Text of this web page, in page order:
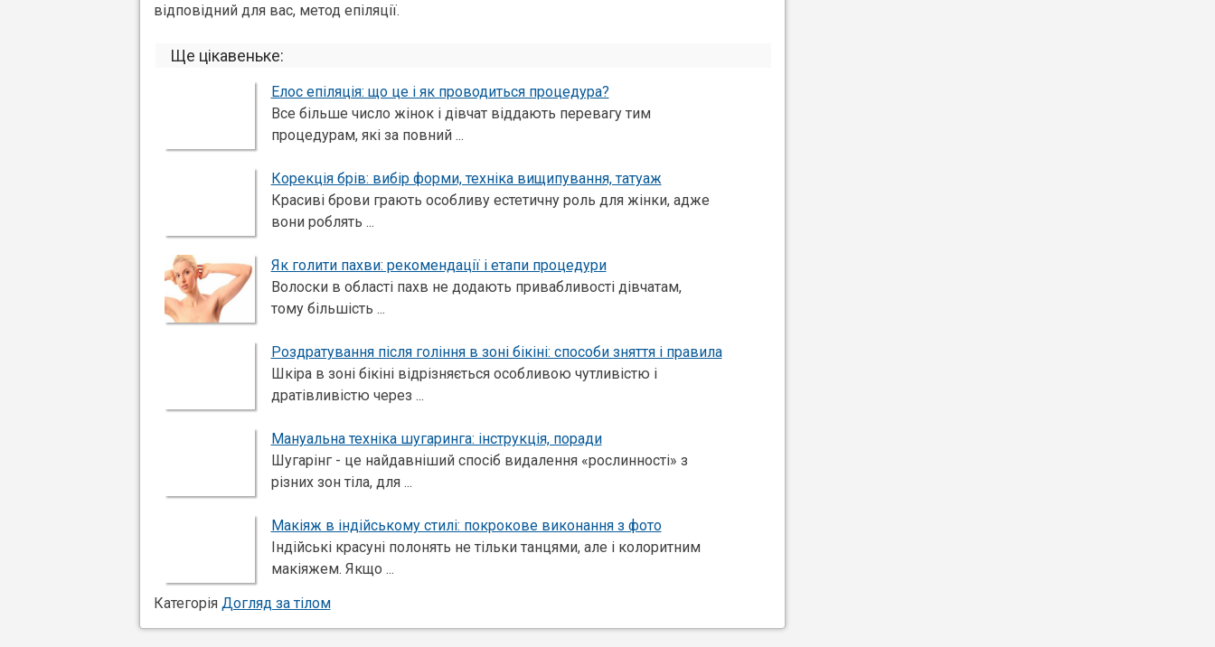
відповідний для вас, метод епіляції.
Ще цікавеньке:
Елос епіляція: що це і як проводиться процедура?
Все більше число жінок і дівчат віддають перевагу тим
процедурам, які за повний ...
Корекція брів: вибір форми, техніка вищипування, татуаж
Красиві брови грають особливу естетичну роль для жінки, адже
вони роблять ...
Як голити пахви: рекомендації і етапи процедури
Волоски в області пахв не додають привабливості дівчатам,
тому більшість ...
Роздратування після гоління в зоні бікіні: способи зняття і правила
Шкіра в зоні бікіні відрізняється особливою чутливістю і
дратівливістю через ...
Мануальна техніка шугаринга: інструкція, поради
Шугарінг - це найдавніший спосіб видалення «рослинності» з
різних зон тіла, для ...
Макіяж в індійському стилі: покрокове виконання з фото
Індійські красуні полонять не тільки танцями, але і колоритним
макіяжем. Якщо ...
Категорія Догляд за тілом